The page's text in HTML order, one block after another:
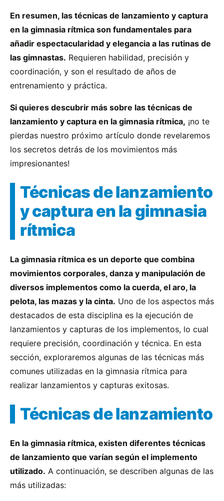
En resumen, las técnicas de lanzamiento y captura
en la gimnasia rítmica son fundamentales para
añadir espectacularidad y elegancia a las rutinas de
las gimnastas. Requieren habilidad, precisión y
coordinación, y son el resultado de años de
entrenamiento y práctica.
Si quieres descubrir más sobre las técnicas de
lanzamiento y captura en la gimnasia rítmica, ¡no te
pierdas nuestro próximo artículo donde revelaremos
los secretos detrás de los movimientos más
impresionantes!
Técnicas de lanzamiento
y captura en la gimnasia
rítmica
La gimnasia rítmica es un deporte que combina
movimientos corporales, danza y manipulación de
diversos implementos como la cuerda, el aro, la
pelota, las mazas y la cinta. Uno de los aspectos más
destacados de esta disciplina es la ejecución de
lanzamientos y capturas de los implementos, lo cual
requiere precisión, coordinación y técnica. En esta
sección, exploraremos algunas de las técnicas más
comunes utilizadas en la gimnasia rítmica para
realizar lanzamientos y capturas exitosas.
Técnicas de lanzamiento
En la gimnasia rítmica, existen diferentes técnicas
de lanzamiento que varían según el implemento
utilizado. A continuación, se describen algunas de las
más utilizadas: